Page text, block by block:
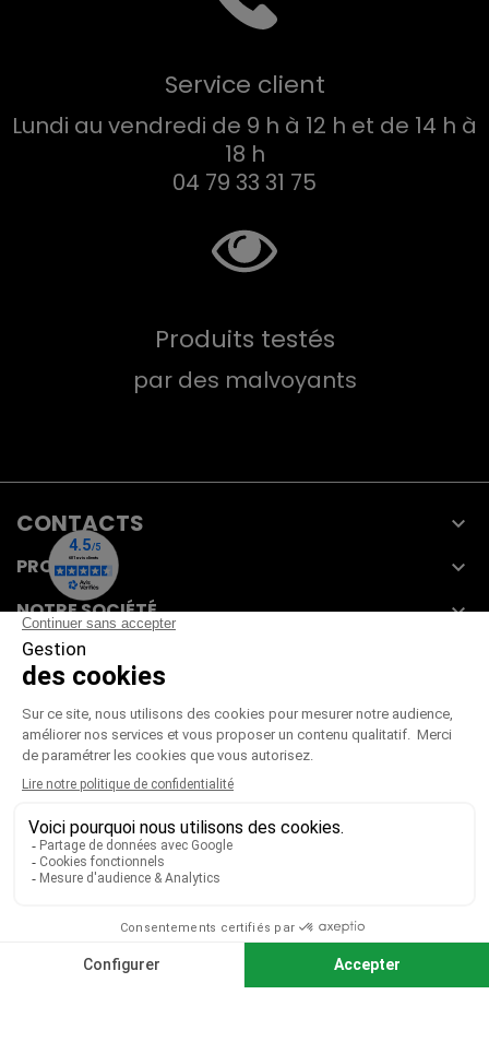
Service client
Lundi au vendredi de 9 h à 12 h et de 14 h à
18 h
04 79 33 31 75
Produits testés
par des malvoyants
CONTACTS 
PRODUITS 
NOTRE SOCIÉTÉ 
VOTRE COMPTE
CGV|CGU |Mentions légales
Paiement sécurisé
Télécharger notre catalogue
© 2026 TOUS DROITS RÉSERVÉS MIEUX VOIR